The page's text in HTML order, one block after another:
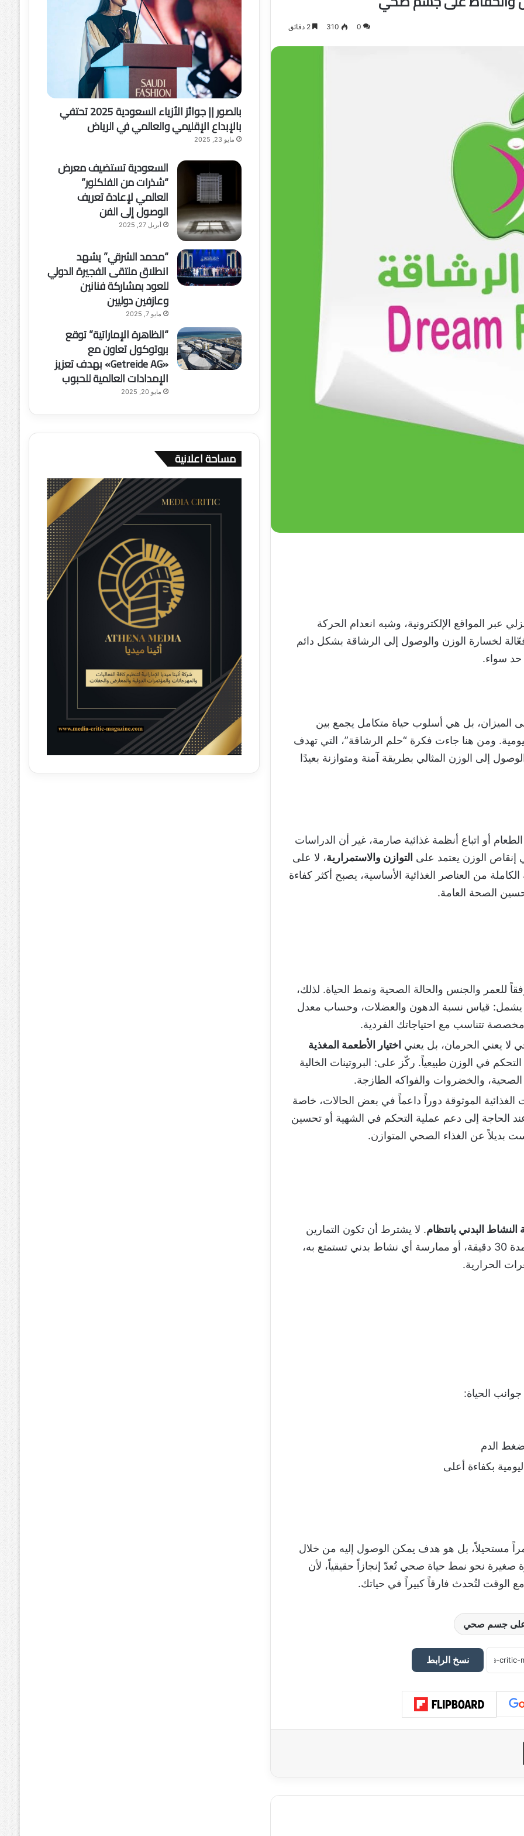
0
310
عبر المواقع الإلكترونية، وشبه انعدام الحركة
لخسارة الوزن والوصول إلى الرشاقة بشكل دائم
حد سواء.
بل هي أسلوب حياة متكامل يجمع بين
ومن هنا جاءت فكرة “حلم الرشاقة”، التي تهدف
إلى الوزن المثالي بطريقة آمنة ومتوازنة بعيدًا
أو اتباع أنظمة غذائية صارمة، غير أن الدراسات
إنقاص الوزن يعتمد على التوازن والاستمرارية، لا على
من العناصر الغذائية الأساسية، يصبح أكثر كفاءة
الصحة العامة.
والجنس والحالة الصحية ونمط الحياة. لذلك،
يشمل: قياس نسبة الدهون والعضلات، وحساب معدل
لا يعني الحرمان، بل يعني اختيار الأطعمة المغذية
في الوزن طبيعياً. ركّز على: البروتينات الخالية
والخضروات والفواكه الطازجة.
الغذائية الموثوقة دوراً داعماً في بعض الحالات، خاصة
الحاجة إلى دعم عملية التحكم في الشهية أو تحسين
بديلاً عن الغذاء الصحي المتوازن.
البدني بانتظام. لا يشترط أن تكون التمارين
شاقة أو تستغرق ساعات طويلة؛ فالمشي اليومي لمدة 30 دقيقة، أو ممارسة أي نشاط بدني تستمتع به،
الحرارية.
الحياة:
الدم
بكفاءة أعلى
مستحيلاً، بل هو هدف يمكن الوصول إليه من خلال
نحو نمط حياة صحي تُعدّ إنجازاً حقيقياً، لأن
مع الوقت لتُحدث فارقاً كبيراً في حياتك.
على جسم صحي
نسخ الرابط
طباعة
بالصور || جوائز الأزياء السعودية 2025 تحتفي
بالإبداع الإقليمي والعالمي في الرياض
مايو 23, 2025
السعودية تستضيف معرض
“شذرات من الفلكلور”
العالمي لإعادة تعريف
الوصول إلى الفن
أبريل 27, 2025
“محمد الشرقي” يشهد
انطلاق ملتقى الفجيرة الدولي
للعود بمشاركة فنانين
وعازفين دوليين
مايو 7, 2025
“الظاهرة الإماراتية” توقع
بروتوكول تعاون مع
«Getreide AG» بهدف تعزيز
الإمدادات العالمية للحبوب
مايو 20, 2025
مساحة اعلانية